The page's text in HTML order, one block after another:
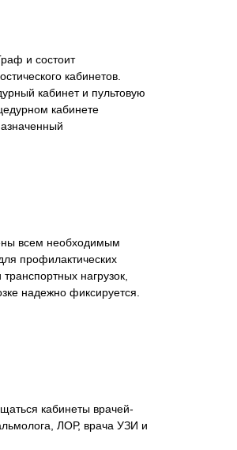
и состоит
кабинетов.
кабинет и пультовую
кабинете
всем необходимым
профилактических
нагрузок,
надежно фиксируется.
кабинеты врачей-
ЛОР, врача УЗИ и